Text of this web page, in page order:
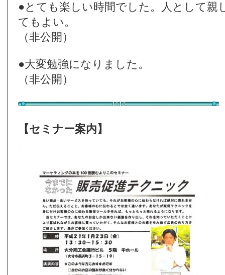
●とても楽しい時間でした。人として親
てもよい。
（非公開）
●大変勉強になりました。
（非公開）
【セミナー案内】